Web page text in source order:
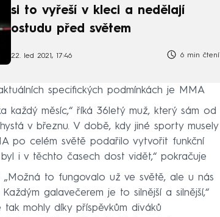
si to vyřeší v kleci a nedělají
ostudu před světem
22. led 2021, 17:46 6 min čtení
specifických podmínkách je MMA
každý měsíc,“ říká 36letý muž, který sám od
v březnu. V době, kdy jiné sporty musely
po celém světě podařilo vytvořit funkční
i v těchto časech dost vidět,“ pokračuje
to fungovalo už ve světě, ale u nás
galavečerem je to silnější a silnější,“
mohly díky příspěvkům diváků